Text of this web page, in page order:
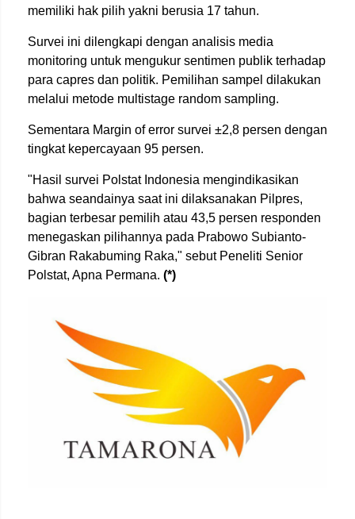
memiliki hak pilih yakni berusia 17 tahun.
Survei ini dilengkapi dengan analisis media
monitoring untuk mengukur sentimen publik terhadap
para capres dan politik. Pemilihan sampel dilakukan
melalui metode multistage random sampling.
Sementara Margin of error survei ±2,8 persen dengan
tingkat kepercayaan 95 persen.
"Hasil survei Polstat Indonesia mengindikasikan
bahwa seandainya saat ini dilaksanakan Pilpres,
bagian terbesar pemilih atau 43,5 persen responden
menegaskan pilihannya pada Prabowo Subianto-
Gibran Rakabuming Raka," sebut Peneliti Senior
Polstat, Apna Permana. (*)